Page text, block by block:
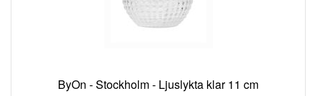
ByOn - Stockholm - Ljuslykta klar 11 cm